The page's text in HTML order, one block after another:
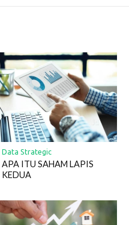
Data Strategic
APA ITU SAHAM LAPIS
KEDUA